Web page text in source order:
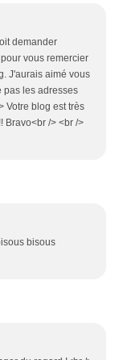
demander
vous remercier
J'aurais aimé vous
pas les adresses
Votre blog est très
Bravo<br /> <br />
bisous